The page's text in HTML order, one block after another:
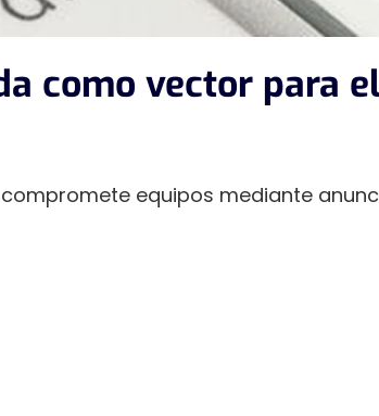
como vector para
equipos mediante